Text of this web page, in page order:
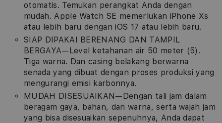
otomatis. Temukan perangkat Anda dengan
mudah. Apple Watch SE memerlukan iPhone Xs
atau lebih baru dengan iOS 17 atau lebih baru.
SIAP DIPAKAI BERENANG DAN TAMPIL
BERGAYA—Level ketahanan air 50 meter (5).
Tiga warna. Dan casing belakang berwarna
senada yang dibuat dengan proses produksi yang
mengurangi emisi karbonnya.
MUDAH DISESUAIKAN—Dengan tali jam dalam
beragam gaya, bahan, dan warna, serta wajah jam
yang bisa disesuaikan sepenuhnya, Anda dapat